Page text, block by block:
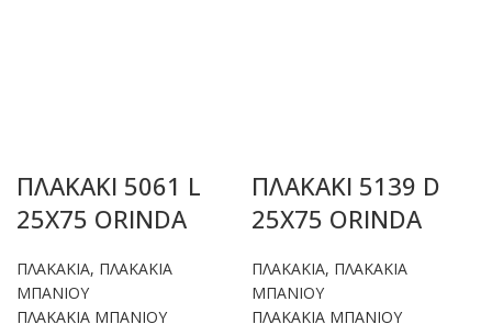
ΠΛΑΚΑΚΙ 5061 L
25X75 ORINDA
ΠΛΑΚΑΚΙΑ, ΠΛΑΚΑΚΙΑ
ΜΠΑΝΙΟΥ
ΠΛΑΚΑΚΙΑ ΜΠΑΝΙΟΥ
ΠΛΑΚΑΚΙ 5139 D
25X75 ORINDA
ΠΛΑΚΑΚΙΑ, ΠΛΑΚΑΚΙΑ
ΜΠΑΝΙΟΥ
ΠΛΑΚΑΚΙΑ ΜΠΑΝΙΟΥ